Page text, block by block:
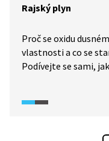
Rajský plyn
Proč se oxidu
vlastnosti a co se
Podívejte se sami,